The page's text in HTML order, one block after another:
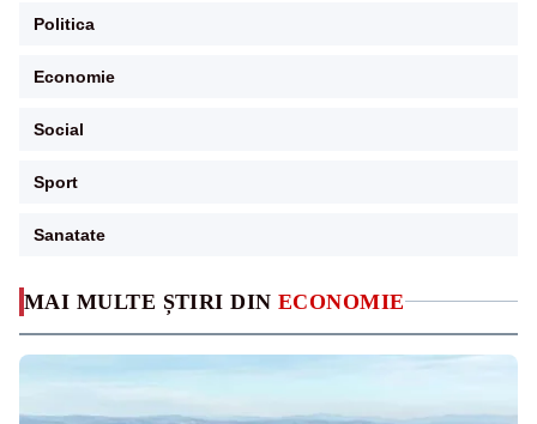
MAI MULTE ȘTIRI DIN ECONOMIE
Politica
Economie
Social
Sport
Sanatate